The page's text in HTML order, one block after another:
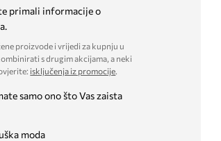
primali informacije o
proizvode i vrijedi za kupnju u
s drugim akcijama, a neki
isključenja iz promocije
samo ono što Vas zaista
moda